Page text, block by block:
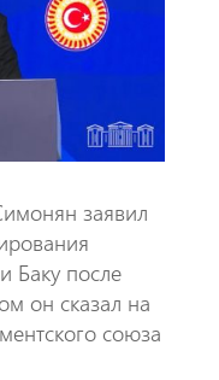
o
k
A
p
заявил
Баку после
он сказал на
союза